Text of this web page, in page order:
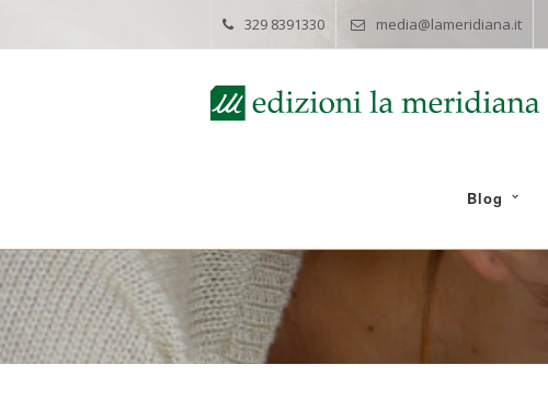
329 8391330 media@lameridiana.it
Blog